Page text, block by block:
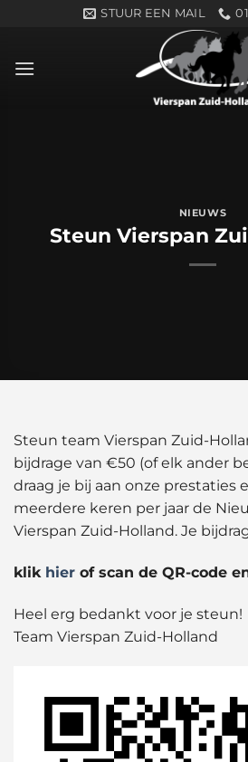
STUUR EEN MAIL
NIEUWS
Steun Vierspan
Steun team Vierspan Zuid-
bijdrage van €50 (of elk ander
draag je bij aan onze prestaties
meerdere keren per jaar de
Vierspan Zuid-Holland. Je
klik hier of scan de QR-code
Heel erg bedankt voor je steun!
Team Vierspan Zuid-Holland